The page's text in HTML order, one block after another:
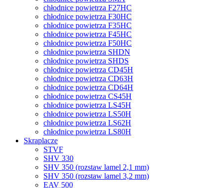
chłodnice powietrza F27HC
chłodnice powietrza F30HC
chłodnice powietrza F35HC
chłodnice powietrza F45HC
chłodnice powietrza F50HC
chłodnice powietrza SHDN
chłodnice powietrza SHDS
chłodnice powietrza CD45H
chłodnice powietrza CD63H
chłodnice powietrza CD64H
chłodnice powietrza CS45H
chłodnice powietrza LS45H
chłodnice powietrza LS50H
chłodnice powietrza LS62H
chłodnice powietrza LS80H
Skraplacze
STVF
SHV 330
SHV 350 (rozstaw lamel 2,1 mm)
SHV 350 (rozstaw lamel 3,2 mm)
EAV 500